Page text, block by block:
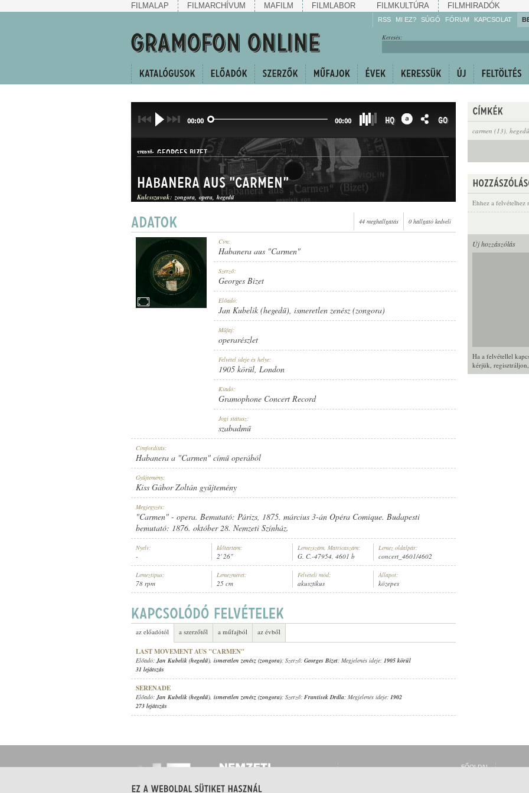
FILMALAP FILMARCHÍVUM MAFILM FILMLABOR FILMKULTÚRA FILMHIRADÓK
RSS MI EZ? SÚGÓ
Gyarapítsa!
FÓRUM KAPCSOLAT
Keresés:
carmen (13),
Ehhez a felvételhez
Új hozzászólás
Ha a felvétellel
kérjük, regisztráljon
00:00 00:00 HQ GO
ELŐADÓ: JAN KUBELIK (HEGEDŰ),ISMERETLEN ZENÉSZ (ZONGORA)
SZERZŐ: GEORGES BIZET
OPERARÉSZLET
1905 KÖRÜL
GRAMOPHONE CONCERT RECORD
LEMEZSZÁM:
Habanera aus "Carmen"
Kulcsszavak: zongora opera hegedű
44 meghallgatás 0 hallgató kedveli
Cím:
Habanera aus "Carmen"
Szerző:
Georges Bizet
Előadó:
Jan Kubelik (hegedű), ismeretlen zenész (zongora)
Műfaj:
operarészlet
Felvétel ideje és helye:
1905 körül, London
Kiadó:
Gramophone Concert Record
Jogi státusz:
szabadmű
Címfordítás:
Habanera a "Carmen" című operából
Gyűjtemény:
Kiss Gábor Zoltán gyűjtemény
Megjegyzés:
"Carmen" - opera. Bemutató: Párizs, 1875. március 3-án Opéra Comique. Budapesti
bemutató: 1876. október 28. Nemzeti Színház.
Nyelv:
-
Időtartam:
2' 26"
Lemezszám, Matricaszám:
G. C.-47954, 4601 b
Lemez oldalpár:
concert_4601/4602
Lemeztípus:
78 rpm
Lemezméret:
25 cm
Felvételi mód:
akusztikus
Állapot:
közepes
az előadótól a szerzőtől a műfajból az évből
LAST MOVEMENT AUS "CARMEN"
Előadó:Jan Kubelik (hegedű), ismeretlen zenész (zongora); Szerző: Georges Bizet; Megjelenés ideje: 1905 körül
31 lejátszás
SERENADE
Előadó:Jan Kubelik (hegedű), ismeretlen zenész (zongora); Szerző: Frantisek Drdla; Megjelenés ideje: 1902
273 lejátszás
FŐOLDAL